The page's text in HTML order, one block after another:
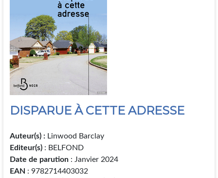
DISPARUE À CETTE ADRESSE
Auteur(s) :Linwood Barclay
Editeur(s) : BELFOND
Date de parution: Janvier 2024
EAN : 9782714403032